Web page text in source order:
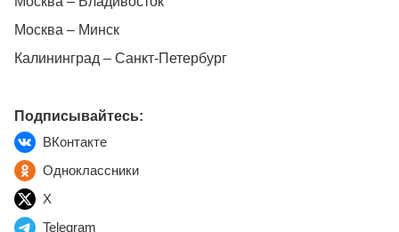
Москва – Минск
Калининград – Санкт-Петербург
Подписывайтесь:
ВКонтакте
Одноклассники
X
Telegram